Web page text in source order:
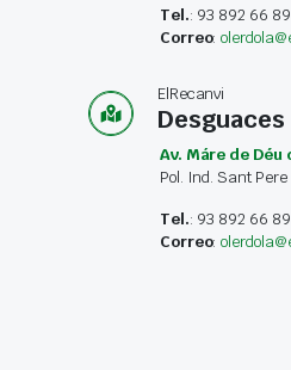
Tel.: 93 892 66
Correo:
ElRecanvi
Av. Máre de Déu
Pol. Ind. Sant
Tel.: 93 892 66
Correo: